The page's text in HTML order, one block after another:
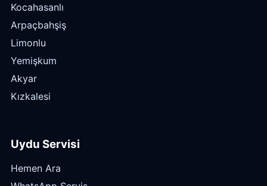
Kocahasanlı
Arpaçbahşiş
Limonlu
Yemişkum
Akyar
Kızkalesi
Uydu Servisi
Hemen Ara